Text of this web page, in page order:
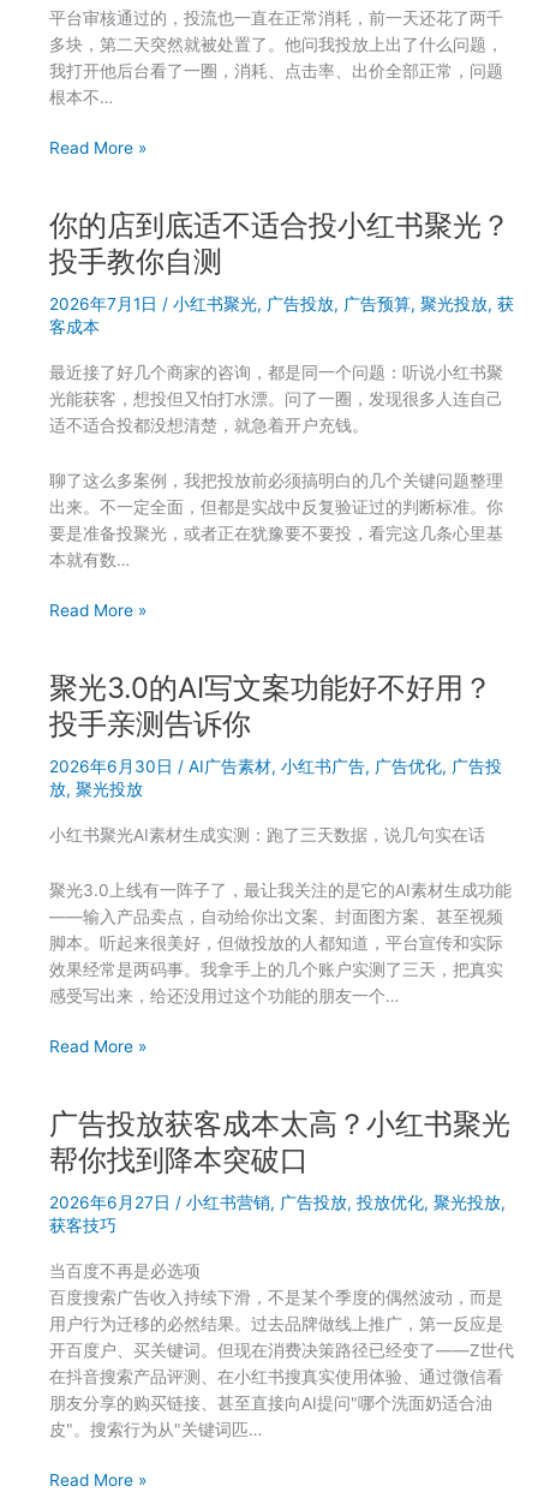
一
笔
钱
应
花
哪
儿
平台审核通过的，投流也一直在正常消耗，前一天还花了两千
多块，第二天突然就被处置了。他问我投放上出了什么问题，
我打开他后台看了一圈，消耗、点击率、出价全部正常，问题
根本不…
聚
户
突
然
被
限
怎
么
办？
手
帮
你
排
这
个
原
因
Read More »
你的店到底适不适合投小红书聚光？
投手教你自测
2026年7月1日 / 小红书聚光, 广告投放, 广告预算, 聚光投放, 获
客成本
最近接了好几个商家的咨询，都是同一个问题：听说小红书聚
光能获客，想投但又怕打水漂。问了一圈，发现很多人连自己
适不适合投都没想清楚，就急着开户充钱。
聊了这么多案例，我把投放前必须搞明白的几个关键问题整理
出来。不一定全面，但都是实战中反复验证过的判断标准。你
要是准备投聚光，或者正在犹豫要不要投，看完这几条心里基
本就有数…
你
到
底
适
不
适
投
红
聚
光？
投
教
自
测
Read More »
聚光3.0的AI写文案功能好不好用？
投手亲测告诉你
2026年6月30日 / AI广告素材, 小红书广告, 广告优化, 广告投
放, 聚光投放
小红书聚光AI素材生成实测：跑了三天数据，说几句实在话
聚光3.0上线有一阵子了，最让我关注的是它的AI素材生成功能
——输入产品卖点，自动给你出文案、封面图方案、甚至视频
脚本。听起来很美好，但做投放的人都知道，平台宣传和实际
效果经常是两码事。我拿手上的几个账户实测了三天，把真实
感受写出来，给还没用过这个功能的朋友一个…
聚
的
AI
写
文
案
能
好
不
好
用？
投
手
Read More »
广告投放获客成本太高？小红书聚光
帮你找到降本突破口
2026年6月27日 / 小红书营销, 广告投放, 投放优化, 聚光投放,
获客技巧
当百度不再是必选项
百度搜索广告收入持续下滑，不是某个季度的偶然波动，而是
用户行为迁移的必然结果。过去品牌做线上推广，第一反应是
开百度户、买关键词。但现在消费决策路径已经变了——Z世代
在抖音搜索产品评测、在小红书搜真实使用体验、通过微信看
朋友分享的购买链接、甚至直接向AI提问"哪个洗面奶适合油
皮"。搜索行为从"关键词匹…
广
Read More »